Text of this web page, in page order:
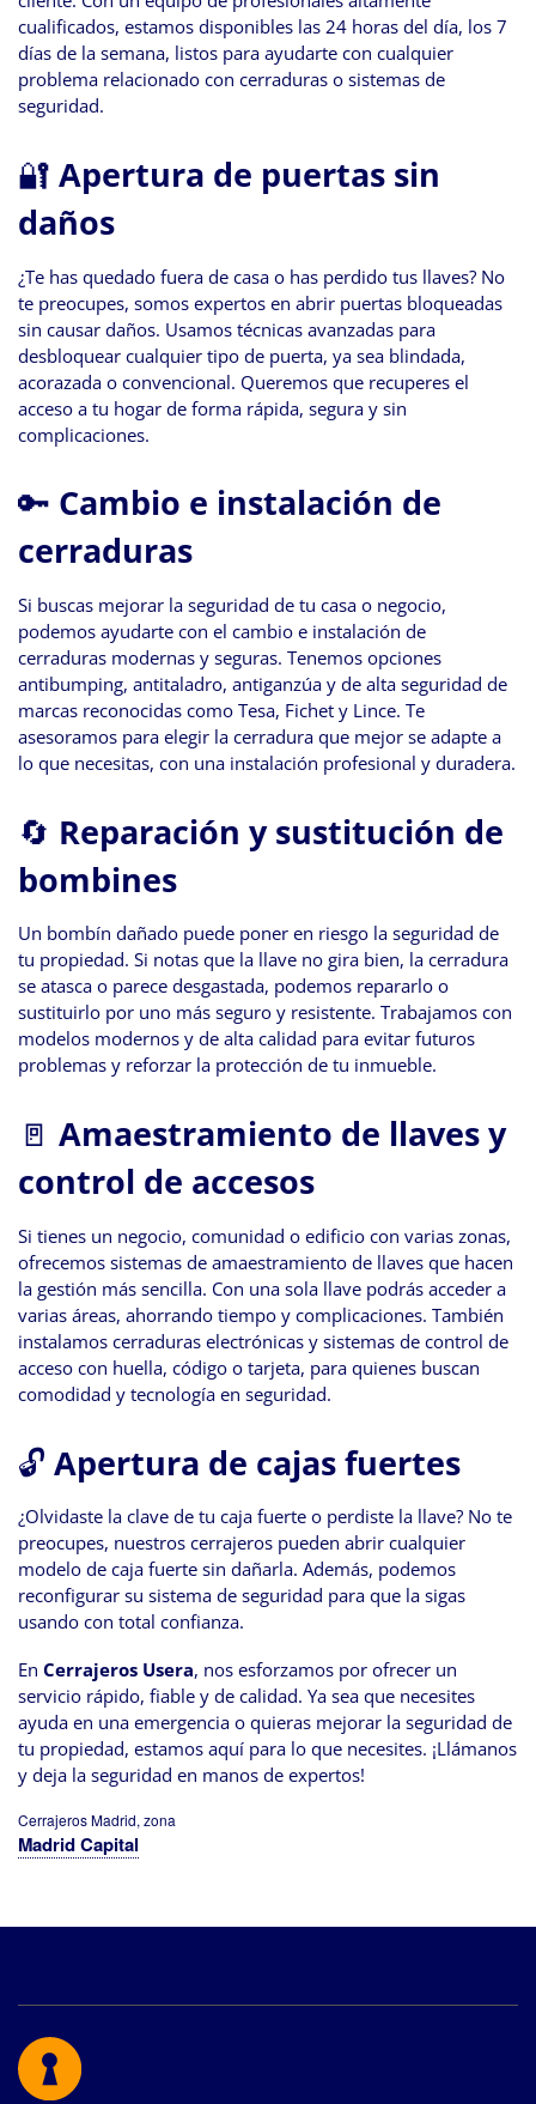
cualificados, estamos disponibles las 24 horas del día, los 7
días de la semana, listos para ayudarte con cualquier
problema relacionado con cerraduras o sistemas de
seguridad.
🔐 Apertura de puertas sin
daños
¿Te has quedado fuera de casa o has perdido tus llaves? No
te preocupes, somos expertos en abrir puertas bloqueadas
sin causar daños. Usamos técnicas avanzadas para
desbloquear cualquier tipo de puerta, ya sea blindada,
acorazada o convencional. Queremos que recuperes el
acceso a tu hogar de forma rápida, segura y sin
complicaciones.
🔑 Cambio e instalación de
cerraduras
Si buscas mejorar la seguridad de tu casa o negocio,
podemos ayudarte con el cambio e instalación de
cerraduras modernas y seguras. Tenemos opciones
antibumping, antitaladro, antiganzúa y de alta seguridad de
marcas reconocidas como Tesa, Fichet y Lince. Te
asesoramos para elegir la cerradura que mejor se adapte a
lo que necesitas, con una instalación profesional y duradera.
🔄 Reparación y sustitución de
bombines
Un bombín dañado puede poner en riesgo la seguridad de
tu propiedad. Si notas que la llave no gira bien, la cerradura
se atasca o parece desgastada, podemos repararlo o
sustituirlo por uno más seguro y resistente. Trabajamos con
modelos modernos y de alta calidad para evitar futuros
problemas y reforzar la protección de tu inmueble.
🚪 Amaestramiento de llaves y
control de accesos
Si tienes un negocio, comunidad o edificio con varias zonas,
ofrecemos sistemas de amaestramiento de llaves que hacen
la gestión más sencilla. Con una sola llave podrás acceder a
varias áreas, ahorrando tiempo y complicaciones. También
instalamos cerraduras electrónicas y sistemas de control de
acceso con huella, código o tarjeta, para quienes buscan
comodidad y tecnología en seguridad.
🔓 Apertura de cajas fuertes
¿Olvidaste la clave de tu caja fuerte o perdiste la llave? No te
preocupes, nuestros cerrajeros pueden abrir cualquier
modelo de caja fuerte sin dañarla. Además, podemos
reconfigurar su sistema de seguridad para que la sigas
usando con total confianza.
En Cerrajeros Usera, nos esforzamos por ofrecer un
servicio rápido, fiable y de calidad. Ya sea que necesites
ayuda en una emergencia o quieras mejorar la seguridad de
tu propiedad, estamos aquí para lo que necesites. ¡Llámanos
y deja la seguridad en manos de expertos!
Cerrajeros Madrid, zona
Madrid Capital